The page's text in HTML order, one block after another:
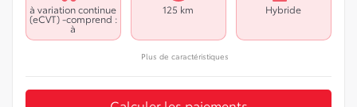
à variation continue
(eCVT) -comprend :
à
125 km Hybride
Plus de caractéristiques